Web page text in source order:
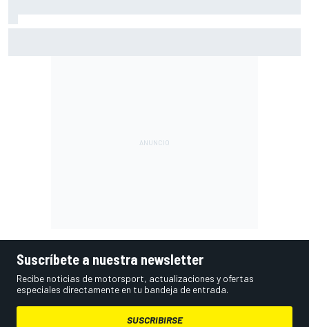
Suscríbete a nuestra newsletter
Recibe noticias de motorsport, actualizaciones y ofertas
especiales directamente en tu bandeja de entrada.
SUSCRIBIRSE